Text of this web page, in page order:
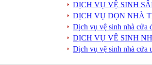
DỊCH VỤ VỆ SINH
DỊCH VỤ DỌN NHÀ
Dịch vụ vệ sinh nhà cửa
DỊCH VỤ VỆ SINH
Dịch vụ vệ sinh nhà